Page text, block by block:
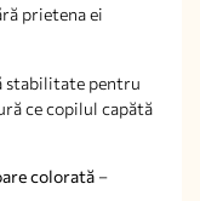
prietena ei
stabilitate pentru
ce copilul capătă
colorată –